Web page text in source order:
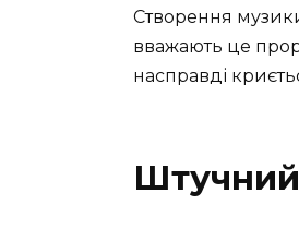
Створення
вважають це
насправді
Штучний